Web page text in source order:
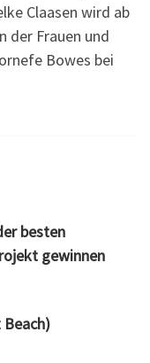
Claasen wird ab
der Frauen und
Bowes bei
besten
gewinnen
Beach)